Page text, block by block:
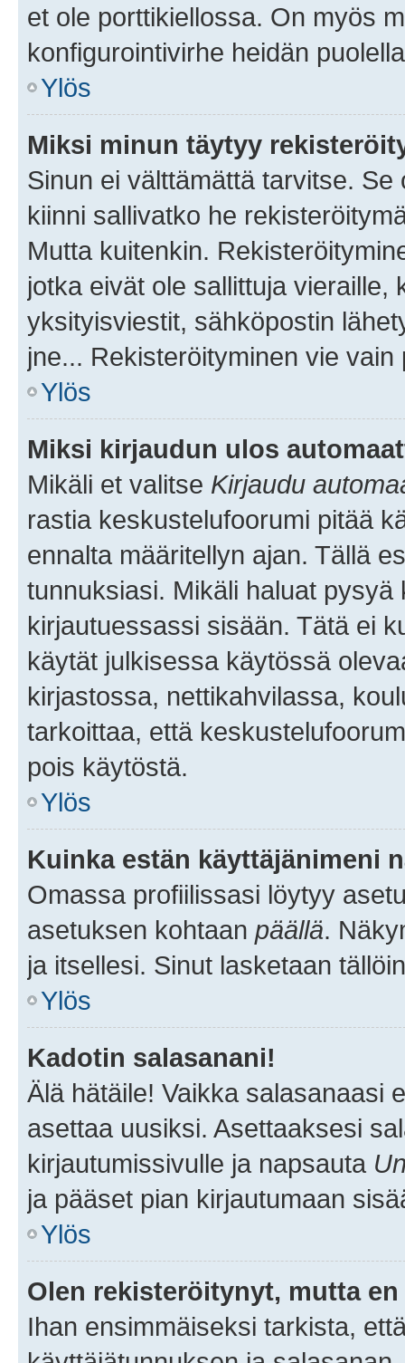
et ole porttikiellossa. On myös
konfigurointivirhe heidän
Ylös
Miksi minun täytyy
Sinun ei välttämättä tarvitse.
kiinni sallivatko he
Mutta kuitenkin.
jotka eivät ole sallittuja vieraille,
yksityisviestit, sähköpostin
jne... Rekisteröityminen vie
Ylös
Miksi kirjaudun ulos
Mikäli et valitse Kirjaudu
rastia keskustelufoorumi pitää
ennalta määritellyn ajan. Tällä
tunnuksiasi. Mikäli haluat
kirjautuessassi sisään. Tätä ei
käytät julkisessa käytössä
kirjastossa, nettikahvilassa,
tarkoittaa, että
pois käytöstä.
Ylös
Kuinka estän käyttäjänimeni
Omassa profiilissasi löytyy
asetuksen kohtaan päällä.
ja itsellesi. Sinut lasketaan
Ylös
Kadotin salasanani!
Älä hätäile! Vaikka salasanaasi
asettaa uusiksi. Asettaaksesi
kirjautumissivulle ja napsauta
ja pääset pian kirjautumaan
Ylös
Olen rekisteröitynyt, mutta
Ihan ensimmäiseksi tarkista,